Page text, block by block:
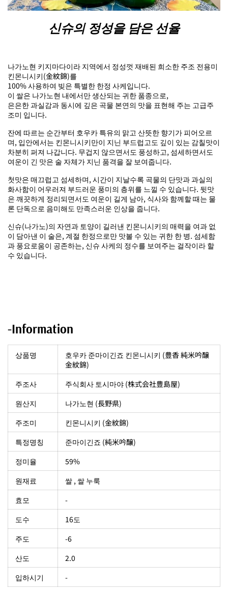
신슈의 정성을 담은 선율
나가노현 키지마다이라 지역에서 정성껏 재배된 희소한 주조 전용미
킨몬니시키(金紋錦)를
100% 사용하여 빚은 특별한 한정 사케입니다.
이 쌀은 나가노현 내에서만 생산되는 귀한 품종으로,
은은한 과실감과 동시에 깊은 곡물 본연의 맛을 표현해 주는 고급주
조미 입니다.
잔에 따르는 순간부터 호우카 특유의 맑고 산뜻한 향기가 피어오르
며, 입안에서는 킨몬니시키만이 지닌 부드럽고도 깊이 있는 감칠맛이
차분히 퍼져 나갑니다. 무겁지 않으면서도 풍성하고, 섬세하면서도
여운이 긴 맛은 술 자체가 지닌 품격을 잘 보여줍니다.
첫맛은 매끄럽고 섬세하며, 시간이 지날수록 곡물의 단맛과 과실의
화사함이 어우러져 부드러운 풍미의 층위를 느낄 수 있습니다. 뒷맛
은 깨끗하게 정리되면서도 여운이 길게 남아, 식사와 함께할 때는 물
론 단독으로 음미해도 만족스러운 인상을 줍니다.
신슈(나가노)의 자연과 토양이 길러낸 킨몬니시키의 매력을 여과 없
이 담아낸 이 술은, 계절 한정으로만 맛볼 수 있는 귀한 한 병. 섬세함
과 풍요로움이 공존하는, 신슈 사케의 정수를 보여주는 걸작이라 할
수 있습니다.
-Information
상품명
호우카 준마이긴죠 킨몬니시키 (豊香 純米吟醸
金紋錦)
주조사
‎주식회사 토시마야 (株式会社豊島屋)
원산지
나가노현 (長野県)
주조미
킨몬니시키 (金紋錦)
특정명칭
준마이긴죠 (純米吟醸)
정미율
59%
원재료
쌀 , 쌀 누룩
효모
-
도수
16도
주도
-6
산도
2.0
입하시기
-